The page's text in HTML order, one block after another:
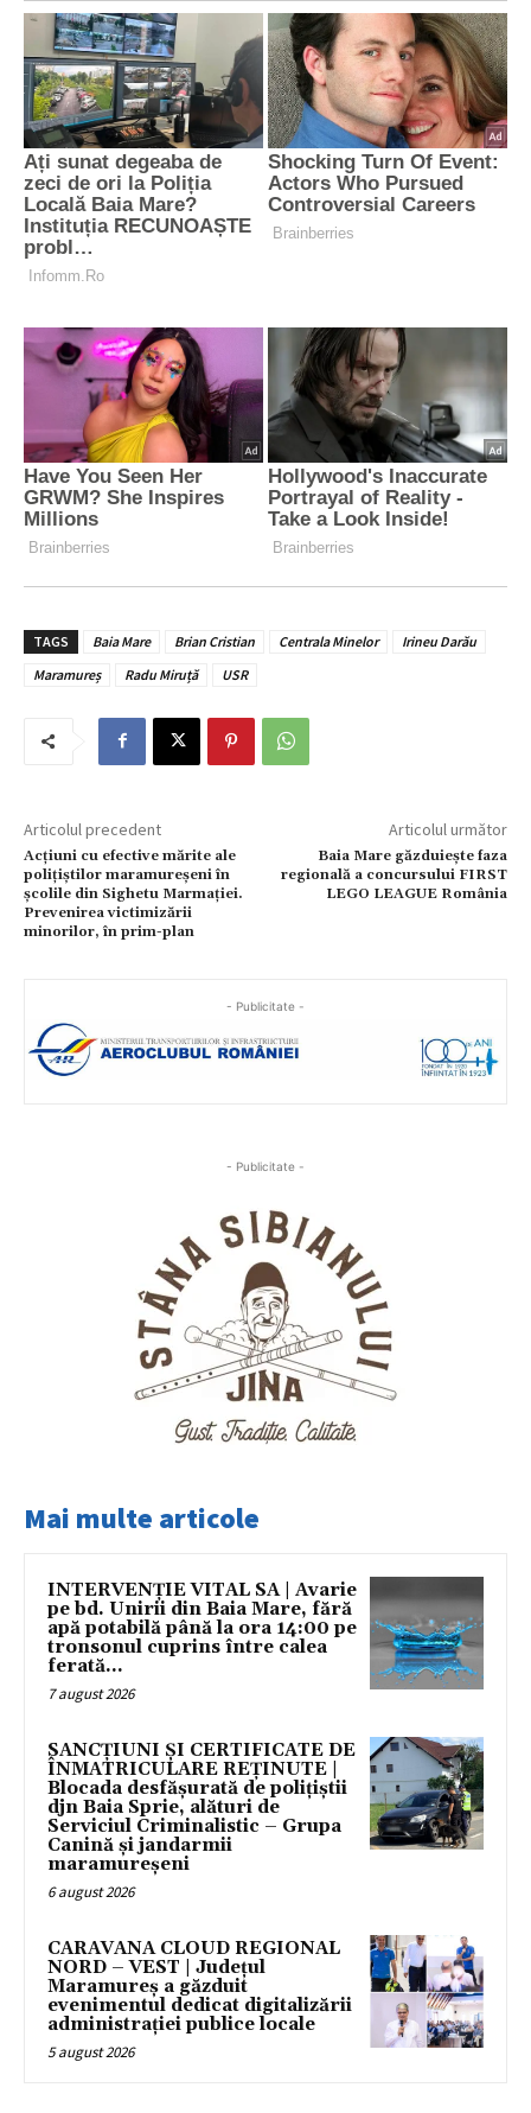
TAGS Baia Mare Brian Cristian Centrala Minelor
Irineu Darău
Maramureș
Radu Miruță USR
Articolul precedent
Acțiuni cu efective mărite ale
polițiștilor maramureșeni în
școlile din Sighetu Marmației.
Prevenirea victimizării
minorilor, în prim-plan
Articolul următor
Baia Mare găzduiește faza
regională a concursului FIRST
LEGO LEAGUE România
- Publicitate -
- Publicitate -
Mai multe articole
INTERVENȚIE VITAL SA | Avarie
pe bd. Unirii din Baia Mare, fără
apă potabilă până la ora 14:00 pe
tronsonul cuprins între calea
ferată...
7 august 2026
SANCȚIUNI ȘI CERTIFICATE DE
ÎNMATRICULARE REȚINUTE |
Blocada desfășurată de polițiștii
djn Baia Sprie, alături de
Serviciul Criminalistic – Grupa
Canină și jandarmii
maramureșeni
6 august 2026
CARAVANA CLOUD REGIONAL
NORD – VEST | Județul
Maramureș a găzduit
evenimentul dedicat digitalizării
administrației publice locale
5 august 2026